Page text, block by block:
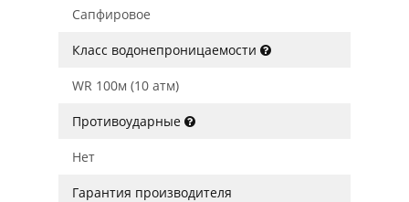
Сапфировое
Класс водонепроницаемости
WR 100м (10 атм)
Противоударные
Нет
Гарантия производителя